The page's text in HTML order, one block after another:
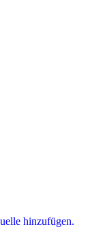
hinzufügen.